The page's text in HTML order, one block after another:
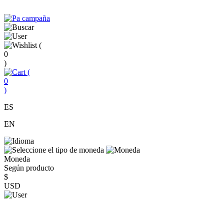
(
0
)
(
0
)
ES
EN
Moneda
Según producto
$
USD